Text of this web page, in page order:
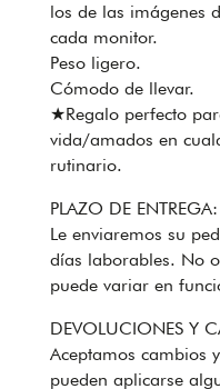
los de las imágenes
cada monitor.
Peso ligero.
Cómodo de llevar.
★Regalo perfecto
vida/amados en
rutinario.
PLAZO DE ENTREGA:
Le enviaremos su
días laborables. No
puede variar en
DEVOLUCIONES Y
Aceptamos cambios
pueden aplicarse